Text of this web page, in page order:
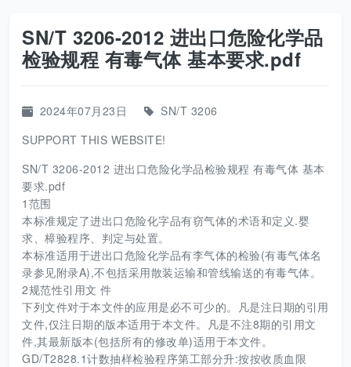
SN/T 3206-2012 进出口危险化学品
检验规程 有毒气体 基本要求.pdf
2024年07月23日
SN/T 3206
SUPPORT THIS WEBSITE!
SN/T 3206-2012 进出口危险化学品检验规程 有毒气体 基本
要求.pdf
1范围
本标准规定了进出口危险化字品有窃气体的术语和定义.婴
求、樟验程序、判定与处置。
本标准适用于进出口危险化学品有李气体的检验(有毒气体名
录参见附录A),不包括采用散装运输和管线输送的有毒气体。
2规范性引用文 件
下列文件对于本文件的应用是必不可少的。凡是注日期的引用
文件,仅注日期的版本适用于本文件。凡是不注8期的引用文
件,其最新版本(包括所有的修改单)适用于本文件。
GD/T2828.1计数抽样检验程序第工部分升:按按收质血限